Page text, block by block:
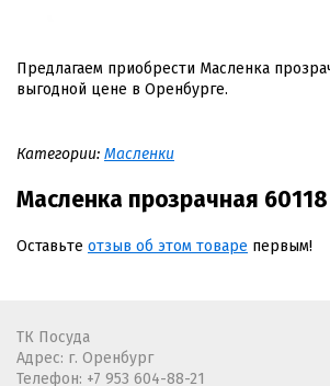
Предлагаем приобрести Масленка
выгодной цене в Оренбурге.
Категории: Масленки
Масленка пpозpачная
Оставьте отзыв об этом товаре первым!
ТК Посуда
Адрес: г. Оренбург
Телефон: +7 953 604-88-21